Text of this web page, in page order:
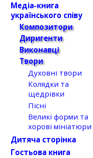
Медіа-книга
українського співу
Композитори
Диригенти
Виконавці
Твори
Духовні твори
Колядки та
щедрівки
Пісні
Великі форми та
хорові мініатюри
Дитяча сторінка
Гостьова книга